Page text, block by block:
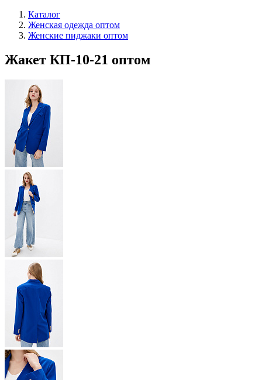
Каталог
Женская одежда оптом
Женские пиджаки оптом
Жакет КП-10-21 оптом